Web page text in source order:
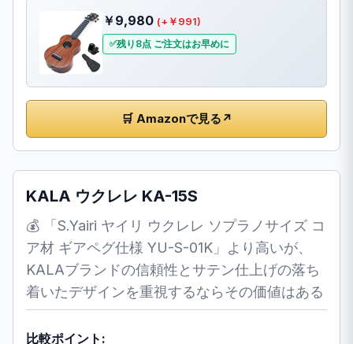
￥9,980 (+￥991)
残り8点 ご注文はお早めに
🛒 Amazonで見る ↗
KALA ウクレレ KA-15S
💰 「S.Yairi ヤイリ ウクレレ ソプラノサイズ コ
ア材 ギアペグ仕様 YU-S-01K」より高いが、
KALAブランドの信頼性とサテン仕上げの落ち
着いたデザインを重視するならその価値はある
比較ポイント: